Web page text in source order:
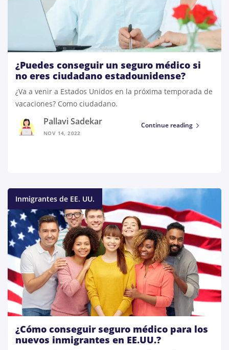
¿Puedes conseguir un seguro médico si
no eres ciudadano estadounidense?
¿Va a venir a Estados Unidos en la próxima temporada de
vacaciones? Como ciudadano.
Pallavi Sadekar
NOV 14, 2022
Continue reading
Inmigrantes de EE. UU.
¿Cómo conseguir seguro médico para los
nuevos inmigrantes en EE.UU.?